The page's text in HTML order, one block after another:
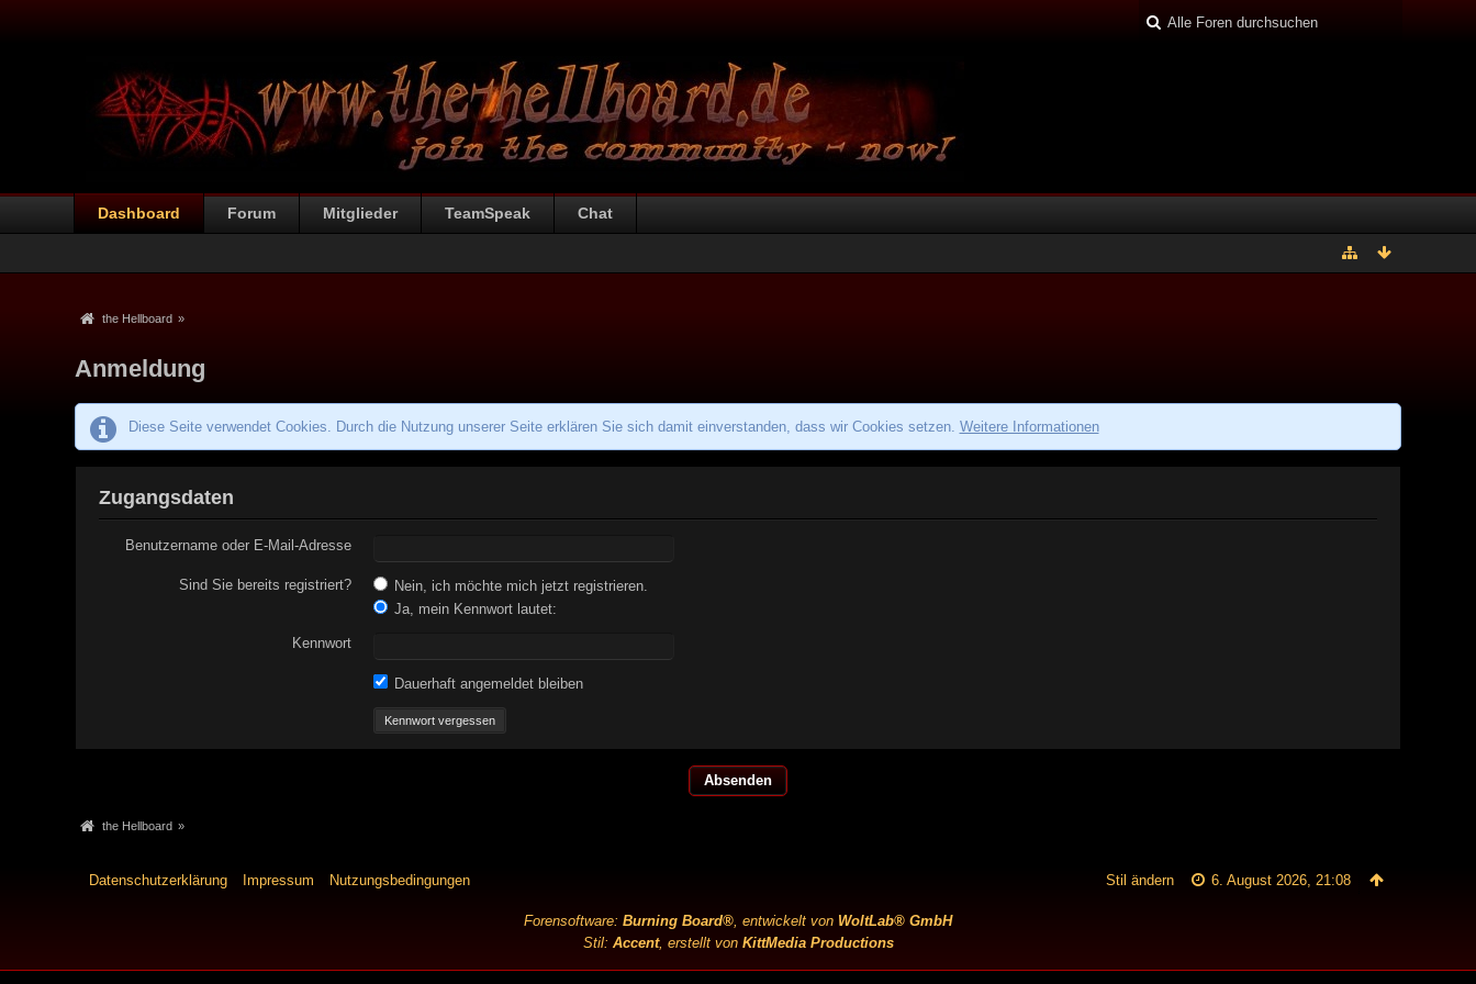
Dashboard Forum Mitglieder TeamSpeak Chat
the Hellboard »
Anmeldung
Diese Seite verwendet Cookies. Durch die Nutzung unserer Seite erklären Sie sich damit einverstanden, dass wir Cookies setzen. Weitere Informationen
Zugangsdaten
Benutzername oder E-Mail-Adresse
Sind Sie bereits registriert?
Nein, ich möchte mich jetzt registrieren.
Ja, mein Kennwort lautet:
Kennwort
Dauerhaft angemeldet bleiben
Kennwort vergessen
the Hellboard »
Datenschutzerklärung Impressum Nutzungsbedingungen 6. August 2026, 21:08
Stil ändern
Forensoftware: Burning Board®, entwickelt von WoltLab® GmbH
Stil: Accent, erstellt von KittMedia Productions